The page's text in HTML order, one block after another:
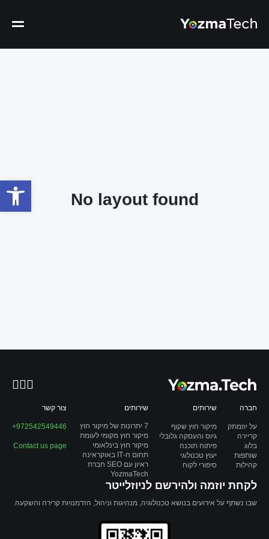
No layout found
חברה
על יוזמתק
קריירה
בלוג
שותפות
קהילות
שירותים
7 יתרונות של מיקור חוץ
מיקור חוץ מקומי לעומת
מיקור חוץ בינלאומי
תחום ה-IT באוקראינה
ראיון עם SEO חברת
YozmaTech
שירותים
מיקור חוץ שקוף
גיוס והעסקה גלובלי
פיתוח תוכנה
יעוץ טכנולוגי
סיפורי לקוח
צור קשר
972542549446+
Contact us page
לקחת יוזמה ולהירשם לניוזלייטר
שבו נשתף על אירועים בנושא טכנולוגיה, מנהיגות וניהול, הזדמנויות קרירה והשקעה.